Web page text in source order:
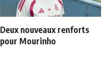
Deux nouveaux renforts
pour Mourinho